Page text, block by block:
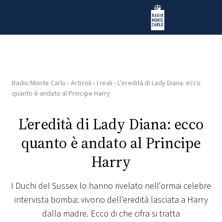
Radio Monte Carlo
HOME
RADIO
WEB
RADIO
PLAYLIST
Radio Monte Carlo › Articoli › I reali › L’eredità di Lady Diana: ecco
quanto è andato al Principe Harry
L’eredità di Lady Diana: ecco
quanto è andato al Principe
Harry
I Duchi del Sussex lo hanno rivelato nell'ormai celebre
intervista bomba: vivono dell'eredità lasciata a Harry
dalla madre. Ecco di che cifra si tratta